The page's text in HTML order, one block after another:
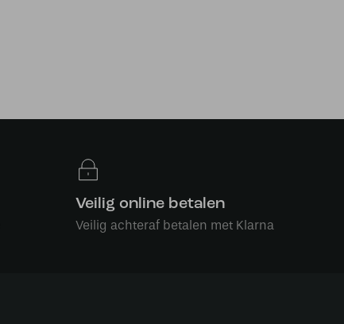
Veilig online betalen
Veilig achteraf betalen met Klarna